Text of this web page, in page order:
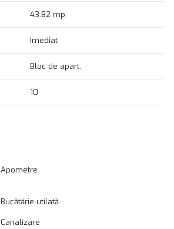
43.82 mp
Imediat
Bloc de apart.
10
Apometre
Bucătărie utilată
Canalizare